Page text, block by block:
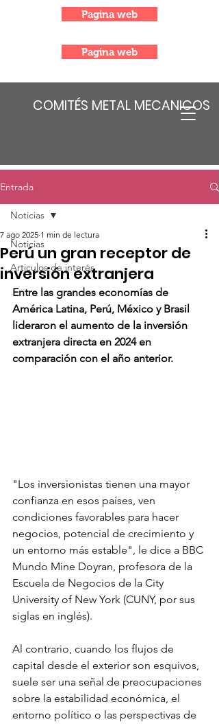
COMITÉS METAL MECANICOS
Pagina web
Pagina web
Entrada
Noticias
Articulos de interés
Noticias
Perú un gran receptor de
inversión extranjera
7 ago 2025 1 min de lectura
Entre las grandes economías de
América Latina, Perú, México y Brasil
lideraron el aumento de la inversión
extranjera directa en 2024 en
comparación con el año anterior.
"Los inversionistas tienen una mayor
confianza en esos países, ven
condiciones favorables para hacer
negocios, potencial de crecimiento y
un entorno más estable", le dice a BBC
Mundo Mine Doyran, profesora de la
Escuela de Negocios de la City
University of New York (CUNY, por sus
siglas en inglés).
Al contrario, cuando los flujos de
capital desde el exterior son esquivos,
suele ser una señal de preocupaciones
sobre la estabilidad económica, el
entorno político o las perspectivas de